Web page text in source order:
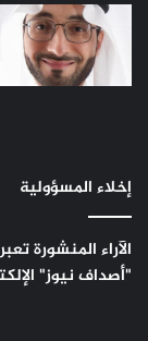
إخلاء المسؤولية
الآراء المنشورة
"أصداف نيوز"